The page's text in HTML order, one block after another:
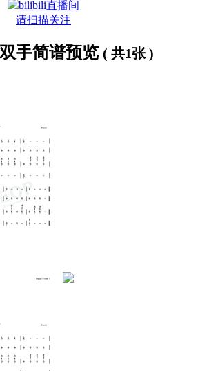
bilibili直播间
请扫描关注
手简谱预览 ( 共1张 )